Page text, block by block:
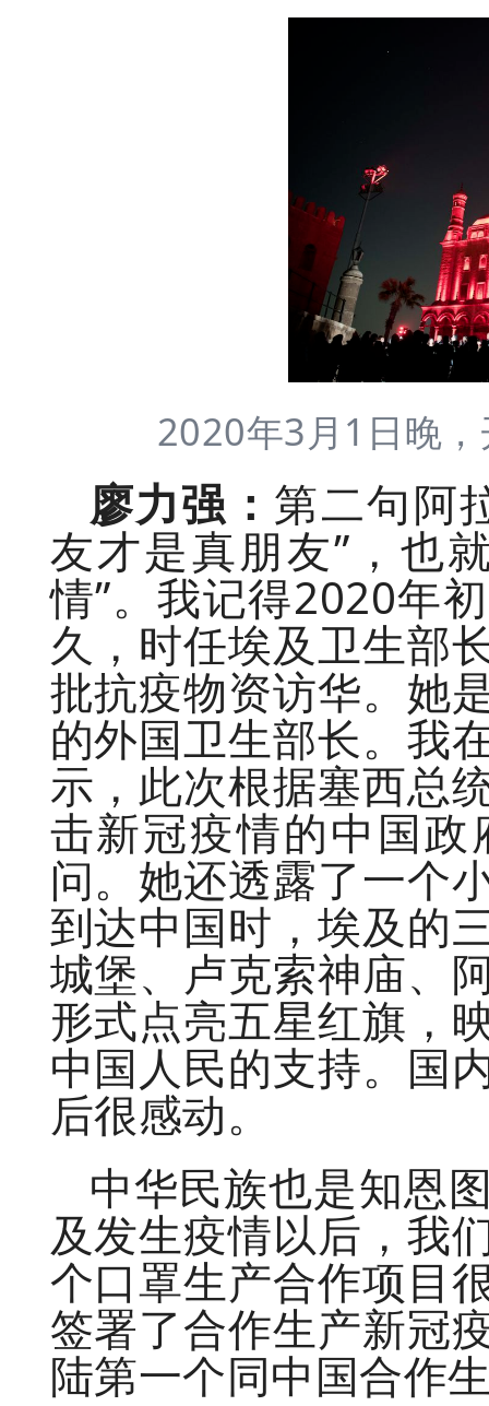
2020年3月1日晚，
廖力强： 第二句阿
友才是真朋友”，也
情”。我记得2020年
久，时任埃及卫生部
批抗疫物资访华。她
的外国卫生部长。我
示，此次根据塞西总
击新冠疫情的中国
问。她还透露了一个
到达中国时，埃及的
城堡、卢克索神庙、
形式点亮五星红旗，
中国人民的支持。国
后很感动。
中华民族也是知恩
及发生疫情以后，我
个口罩生产合作项目
签署了合作生产新冠
陆第一个同中国合作